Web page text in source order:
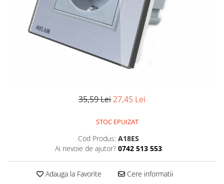
35,59 Lei27,45 Lei
STOC EPUIZAT
Cod Produs: A18ES
Ai nevoie de ajutor? 0742 513 553
Adauga la Favorite Cere informatii